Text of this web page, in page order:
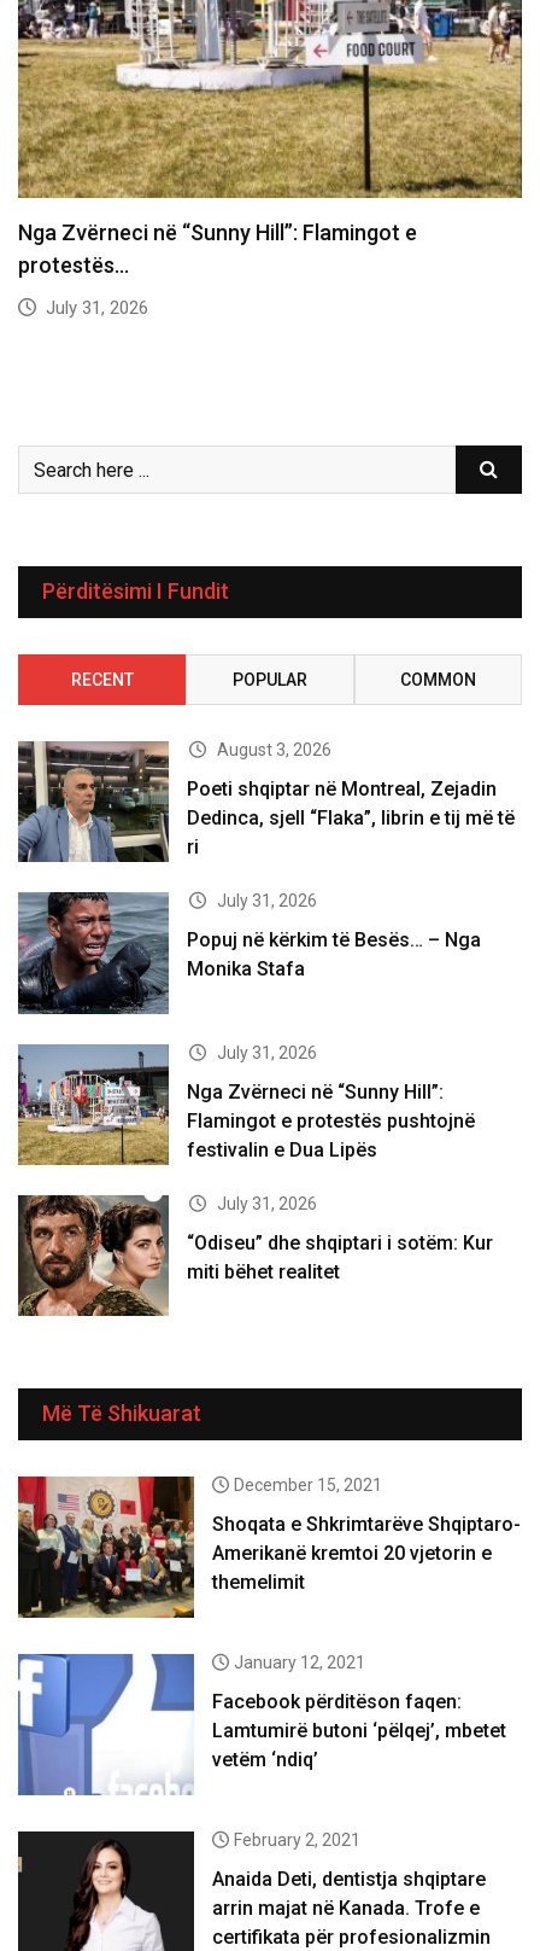
Nga Zvërneci në “Sunny Hill”: Flamingot e
protestës…
July 31, 2026
Përditësimi I Fundit
RECENT POPULAR COMMON
August 3, 2026
Poeti shqiptar në Montreal, Zejadin
Dedinca, sjell “Flaka”, librin e tij më të
ri
July 31, 2026
Popuj në kërkim të Besës… – Nga
Monika Stafa
July 31, 2026
Nga Zvërneci në “Sunny Hill”:
Flamingot e protestës pushtojnë
festivalin e Dua Lipës
July 31, 2026
“Odiseu” dhe shqiptari i sotëm: Kur
miti bëhet realitet
Më Të Shikuarat
December 15, 2021
Shoqata e Shkrimtarëve Shqiptaro-
Amerikanë kremtoi 20 vjetorin e
themelimit
January 12, 2021
Facebook përditëson faqen:
Lamtumirë butoni ‘pëlqej’, mbetet
vetëm ‘ndiq’
February 2, 2021
Anaida Deti, dentistja shqiptare
arrin majat në Kanada. Trofe e
certifikata për profesionalizmin